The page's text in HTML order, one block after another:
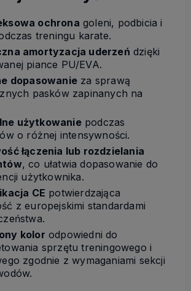
ochrona goleni, podbicia i
treningu karate.
amortyzacja uderzeń dzięki
piance PU/EVA.
dopasowanie za sprawą
pasków zapinanych na
użytkowaniepodczas
o różnej intensywności.
łączenia lub rozdzielania
, co ułatwia dopasowanie do
użytkownika.
CE potwierdzająca
z europejskimi standardami
kolor odpowiedni do
sprzętu treningowego i
zgodnie z wymaganiami sekcji